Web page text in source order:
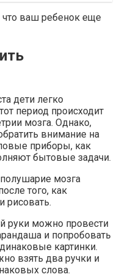
что ваш ребенок еще
дети легко
период происходит
мозга. Однако,
внимание на
приборы, как
бытовые задачи.
мозга
того, как
рисовать.
руки можно провести
и попробовать
картинки.
взять два ручки и
слова.